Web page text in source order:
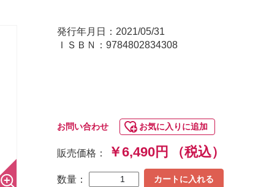
発行年月日：2021/05/31
ＩＳＢＮ：9784802834308
お問い合わせ お気に入りに追加
販売価格： ￥6,490円 （税込）
数量： カートに入れる